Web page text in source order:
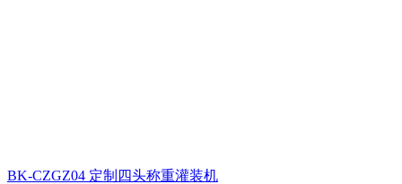
BK-CZGZ04 定制四头称重灌装机